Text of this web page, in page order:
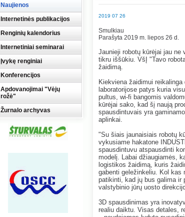
2019 07 26
Smulkiau
Parašyta 2019 m. liepos 26 d.
Jaunieji robotų kūrėjai jau
tikru iššūkiu. VšĮ "Tavo
žaidimą.
Kiekviena žaidimui
laboratorijose patys kuria
pultus, wi-fi bangomis
kūrėjai sako, kad šį naują
spausdintuvais yra
aplinkai.
"Su šiais jaunaisiais robotų
vykusiame hakatone
spausdintuvu atspausdinti
modelį. Labai džiaugiamės,
logistikos žaidimą, kuris
gabenti geležinkeliu. Kol kas
patikinti, kad jų bus galima ir
valstybinio jūrų uosto
3D spausdinimas yra
realiu daiktu. Visas detales,
Naujienos
Internetinės publikacijos
Renginių kalendorius
Internetiniai seminarai
Įvykę renginiai
Konferencijos
Apdovanojimai "Vėjų
rožė"
Žurnalo archyvas